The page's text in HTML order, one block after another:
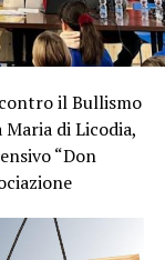
il Bullismo
di Licodia,
“Don